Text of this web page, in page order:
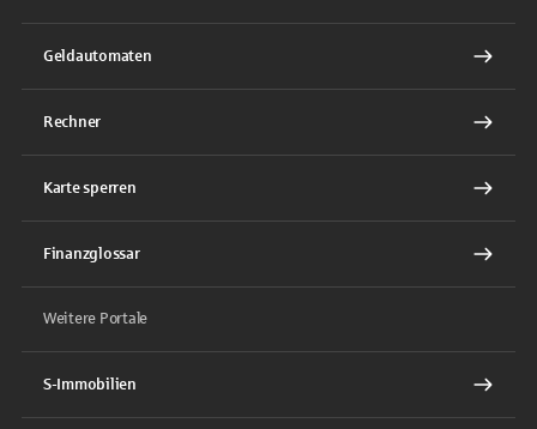
Geldautomaten
Rechner
Karte sperren
Finanzglossar
Weitere Portale
S-Immobilien